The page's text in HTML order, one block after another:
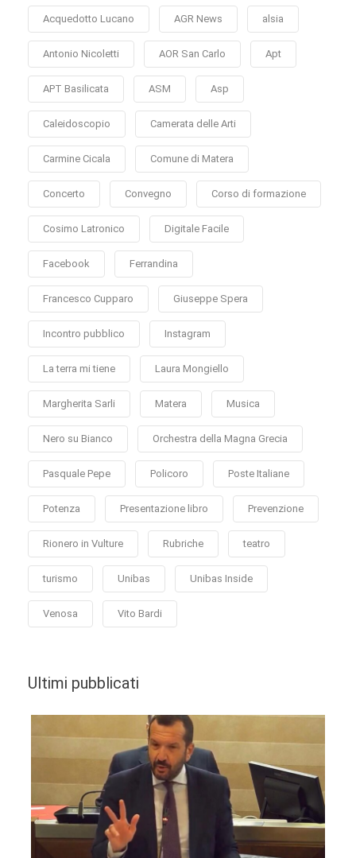
Acquedotto Lucano AGR News alsia
Antonio Nicoletti AOR San Carlo Apt
APT Basilicata ASM Asp
Caleidoscopio Camerata delle Arti
Carmine Cicala Comune di Matera
Concerto Convegno Corso di formazione
Cosimo Latronico Digitale Facile
Facebook Ferrandina
Francesco Cupparo Giuseppe Spera
Incontro pubblico Instagram
La terra mi tiene Laura Mongiello
Margherita Sarli Matera Musica
Nero su Bianco Orchestra della Magna Grecia
Pasquale Pepe Policoro Poste Italiane
Potenza Presentazione libro Prevenzione
Rionero in Vulture Rubriche teatro
turismo Unibas Unibas Inside
Venosa Vito Bardi
Ultimi pubblicati